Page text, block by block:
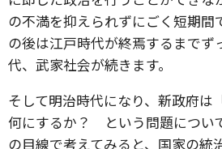
の不満を抑えられずにごく短期間
の後は江戸時代が終焉するまでず
代、武家社会が続きます。
そして明治時代になり、新政府は
何にするか？ という問題につい
の目線で考えてみると、国家の統